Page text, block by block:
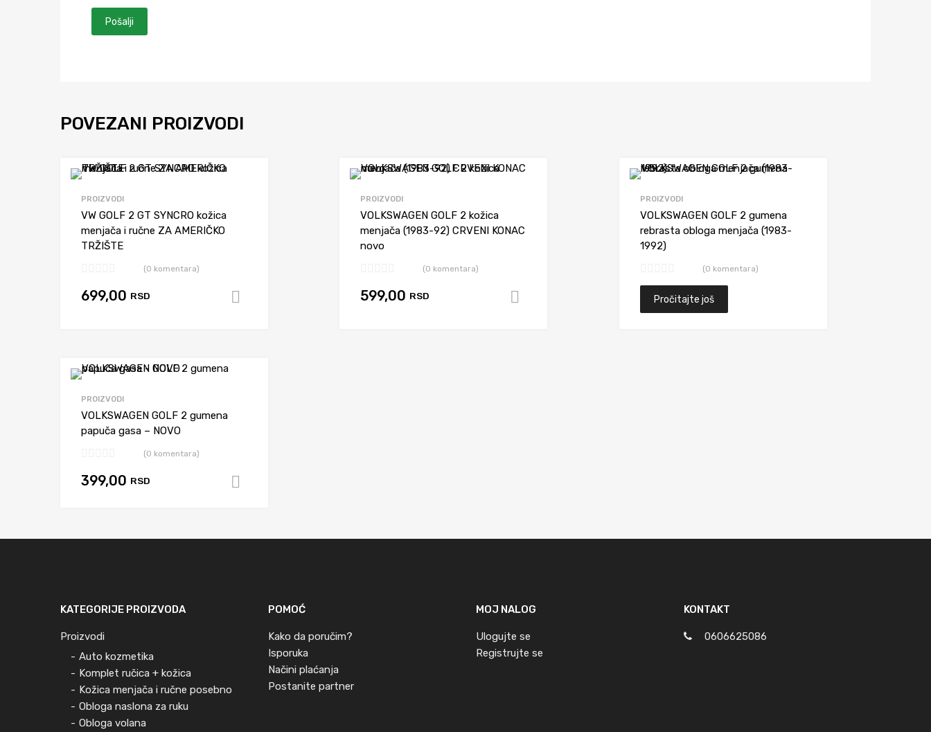
POVEZANI PROIZVODI
PROIZVODI
VW GOLF 2 GT SYNCRO kožica
menjača i ručne ZA AMERIČKO
TRŽIŠTE
(0 komentara)
699,00 RSD
PROIZVODI
VOLKSWAGEN GOLF 2 kožica
menjača (1983-92) CRVENI KONAC
novo
(0 komentara)
599,00 RSD
PROIZVODI
VOLKSWAGEN GOLF 2 gumena
rebrasta obloga menjača (1983-
1992)
(0 komentara)
Pročitajte još
PROIZVODI
VOLKSWAGEN GOLF 2 gumena
papuča gasa – NOVO
(0 komentara)
399,00 RSD
KATEGORIJE PROIZVODA
Proizvodi
Auto kozmetika
Komplet ručica + kožica
Kožica menjača i ručne posebno
Obloga naslona za ruku
Obloga volana
POMOĆ
Kako da poručim?
Isporuka
Načini plaćanja
Postanite partner
MOJ NALOG
Ulogujte se
Registrujte se
KONTAKT
0606625086